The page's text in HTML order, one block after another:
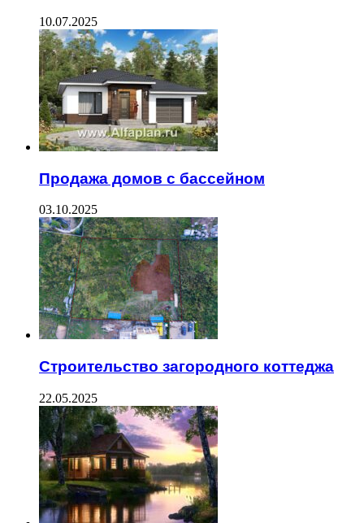
10.07.2025
Продажа домов с бассейном
03.10.2025
Строительство загородного коттеджа
22.05.2025